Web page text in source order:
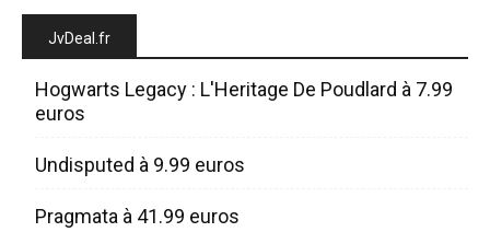
JvDeal.fr
Hogwarts Legacy : L'Heritage De Poudlard à 7.99
euros
Undisputed à 9.99 euros
Pragmata à 41.99 euros